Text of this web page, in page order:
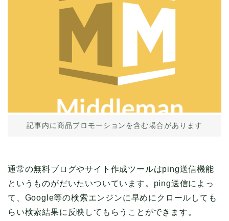
記事内に商品プロモーションを含む場合があります
通常の無料ブログやサイト作成ツールはping送信機能
というものがだいたいついています。ping送信によっ
て、Google等の検索エンジンに早めにクロールしても
らい検索結果に反映してもらうことができます。